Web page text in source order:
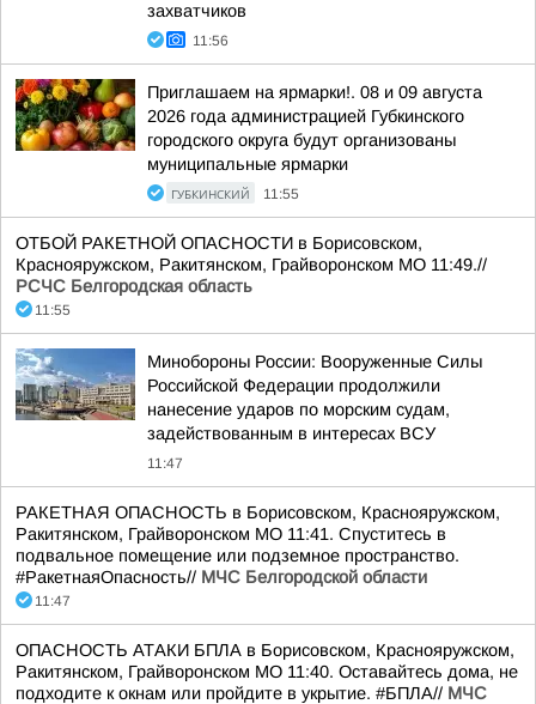
захватчиков
11:56
Приглашаем на ярмарки!. 08 и 09 августа
2026 года администрацией Губкинского
городского округа будут организованы
муниципальные ярмарки
ГУБКИНСКИЙ 11:55
ОТБОЙ РАКЕТНОЙ ОПАСНОСТИ в Борисовском,
Краснояружском, Ракитянском, Грайворонском МО 11:49.//
РСЧС Белгородская область
11:55
Минобороны России: Вооруженные Силы
Российской Федерации продолжили
нанесение ударов по морским судам,
задействованным в интересах ВСУ
11:47
РАКЕТНАЯ ОПАСНОСТЬ в Борисовском, Краснояружском,
Ракитянском, Грайворонском МО 11:41. Спуститесь в
подвальное помещение или подземное пространство.
#РакетнаяОпасность// МЧС Белгородской области
11:47
ОПАСНОСТЬ АТАКИ БПЛА в Борисовском, Краснояружском,
Ракитянском, Грайворонском МО 11:40. Оставайтесь дома, не
подходите к окнам или пройдите в укрытие. #БПЛА// МЧС